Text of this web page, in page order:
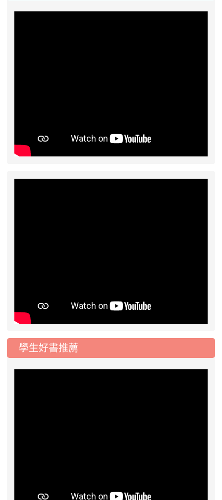
工車輛臨停」一案，請各位用路人留意
學生好書推薦